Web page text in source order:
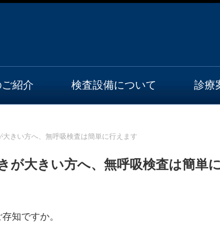
紹介 検査設備について 診療
大きい方へ、無呼吸検査は簡単に行えます
が大きい方へ、無呼吸検査は簡単
知ですか。